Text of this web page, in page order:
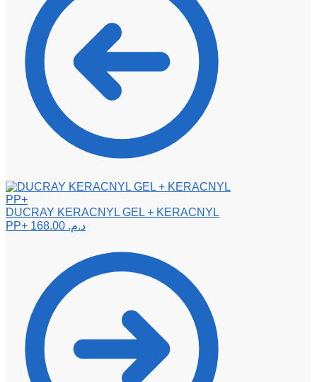
DUCRAY KERACNYL GEL + KERACNYL
PP+
د.م.